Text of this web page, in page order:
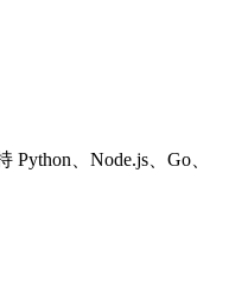
、Node.js、Go、